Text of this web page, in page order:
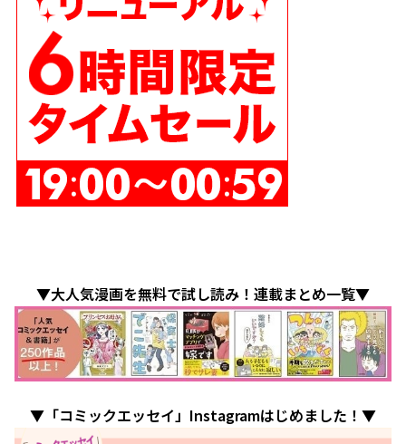
▼大人気漫画を無料で試し読み！連載まとめ一覧▼
▼「コミックエッセイ」Instagramはじめました！▼